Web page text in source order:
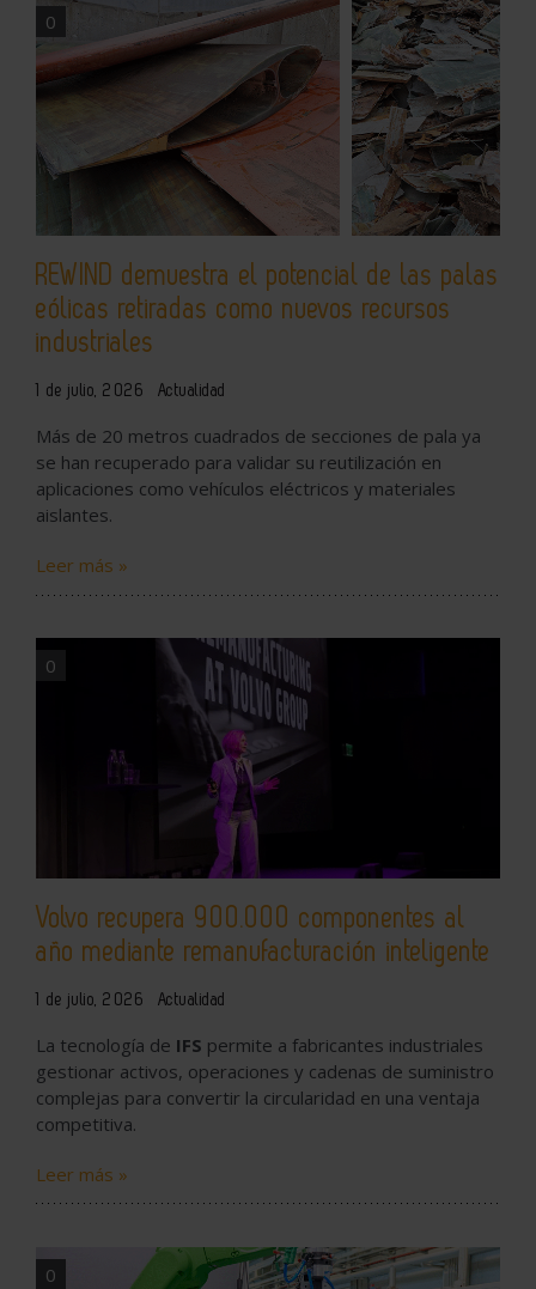
0
REWIND demuestra el potencial de las palas
eólicas retiradas como nuevos recursos
industriales
1 de julio, 2026 Actualidad
Más de 20 metros cuadrados de secciones de pala ya
se han recuperado para validar su reutilización en
aplicaciones como vehículos eléctricos y materiales
aislantes.
Leer más »
0
Volvo recupera 900.000 componentes al
año mediante remanufacturación inteligente
1 de julio, 2026 Actualidad
La tecnología de IFS permite a fabricantes industriales
gestionar activos, operaciones y cadenas de suministro
complejas para convertir la circularidad en una ventaja
competitiva.
Leer más »
0